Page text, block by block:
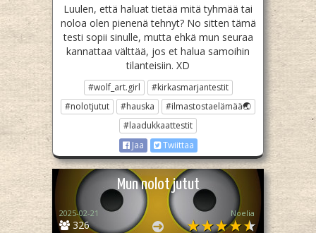
Luulen, että haluat tietää mitä tyhmää tai
noloa olen pienenä tehnyt? No sitten tämä
testi sopii sinulle, mutta ehkä mun seuraa
kannattaa välttää, jos et halua samoihin
tilanteisiin. XD
#wolf_art.girl
#kirkasmarjantestit
#nolotjutut
#hauska
#ilmastostaelämää🌏
#laadukkaattestit
Jaa
Twiittaa
Mun nolot jutut
326
2025-02-21 Noelia